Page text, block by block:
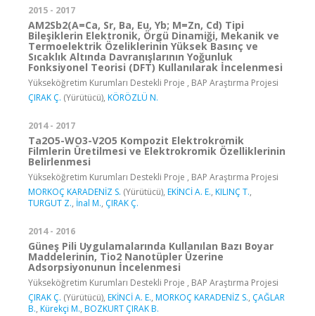
2015 - 2017
AM2Sb2(A=Ca, Sr, Ba, Eu, Yb; M=Zn, Cd) Tipi
Bileşiklerin Elektronik, Örgü Dinamiği, Mekanik ve
Termoelektrik Özeliklerinin Yüksek Basınç ve
Sıcaklık Altında Davranışlarının Yoğunluk
Fonksiyonel Teorisi (DFT) Kullanılarak İncelenmesi
Yükseköğretim Kurumları Destekli Proje , BAP Araştırma Projesi
ÇIRAK Ç. (Yürütücü), KÖRÖZLÜ N.
2014 - 2017
Ta2O5-WO3-V2O5 Kompozit Elektrokromik
Filmlerin Üretilmesi ve Elektrokromik Özelliklerinin
Belirlenmesi
Yükseköğretim Kurumları Destekli Proje , BAP Araştırma Projesi
MORKOÇ KARADENİZ S. (Yürütücü), EKİNCİ A. E., KILINÇ T.,
TURGUT Z., İnal M., ÇIRAK Ç.
2014 - 2016
Güneş Pili Uygulamalarında Kullanılan Bazı Boyar
Maddelerinin, Tio2 Nanotüpler Üzerine
Adsorpsiyonunun İncelenmesi
Yükseköğretim Kurumları Destekli Proje , BAP Araştırma Projesi
ÇIRAK Ç. (Yürütücü), EKİNCİ A. E., MORKOÇ KARADENİZ S., ÇAĞLAR
B., Kürekçi M., BOZKURT ÇIRAK B.